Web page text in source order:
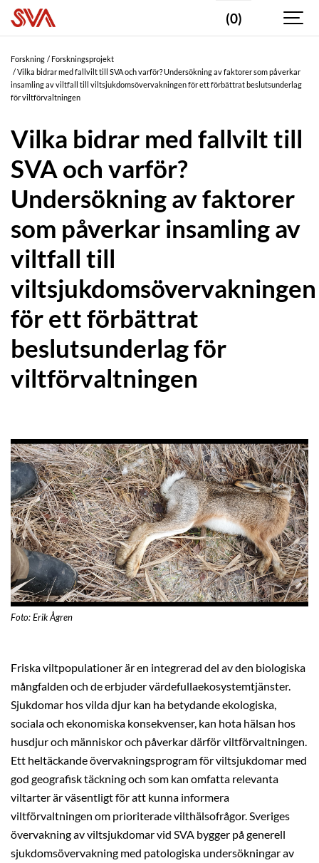
(0)
Forskning
Forskningsprojekt
Vilka bidrar med fallvilt till SVA och varför? Undersökning av faktorer som påverkar
insamling av viltfall till viltsjukdomsövervakningen för ett förbättrat beslutsunderlag
för viltförvaltningen
Vilka bidrar med fallvilt till
SVA och varför?
Undersökning av faktorer
som påverkar insamling av
viltfall till
viltsjukdomsövervakningen
för ett förbättrat
beslutsunderlag för
viltförvaltningen
Foto: Erik Ågren
Friska viltpopulationer är en integrerad del av den biologiska
mångfalden och de erbjuder värdefullaekosystemtjänster.
Sjukdomar hos vilda djur kan ha betydande ekologiska,
sociala och ekonomiska konsekvenser, kan hota hälsan hos
husdjur och människor och påverkar därför viltförvaltningen.
Ett heltäckande övervakningsprogram för viltsjukdomar med
god geografisk täckning och som kan omfatta relevanta
viltarter är väsentligt för att kunna informera
viltförvaltningen om prioriterade vilthälsofrågor. Sveriges
övervakning av viltsjukdomar vid SVA bygger på generell
sjukdomsövervakning med patologiska undersökningar av